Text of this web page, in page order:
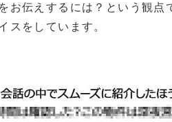
お伝えするには？という観点
スをしています。